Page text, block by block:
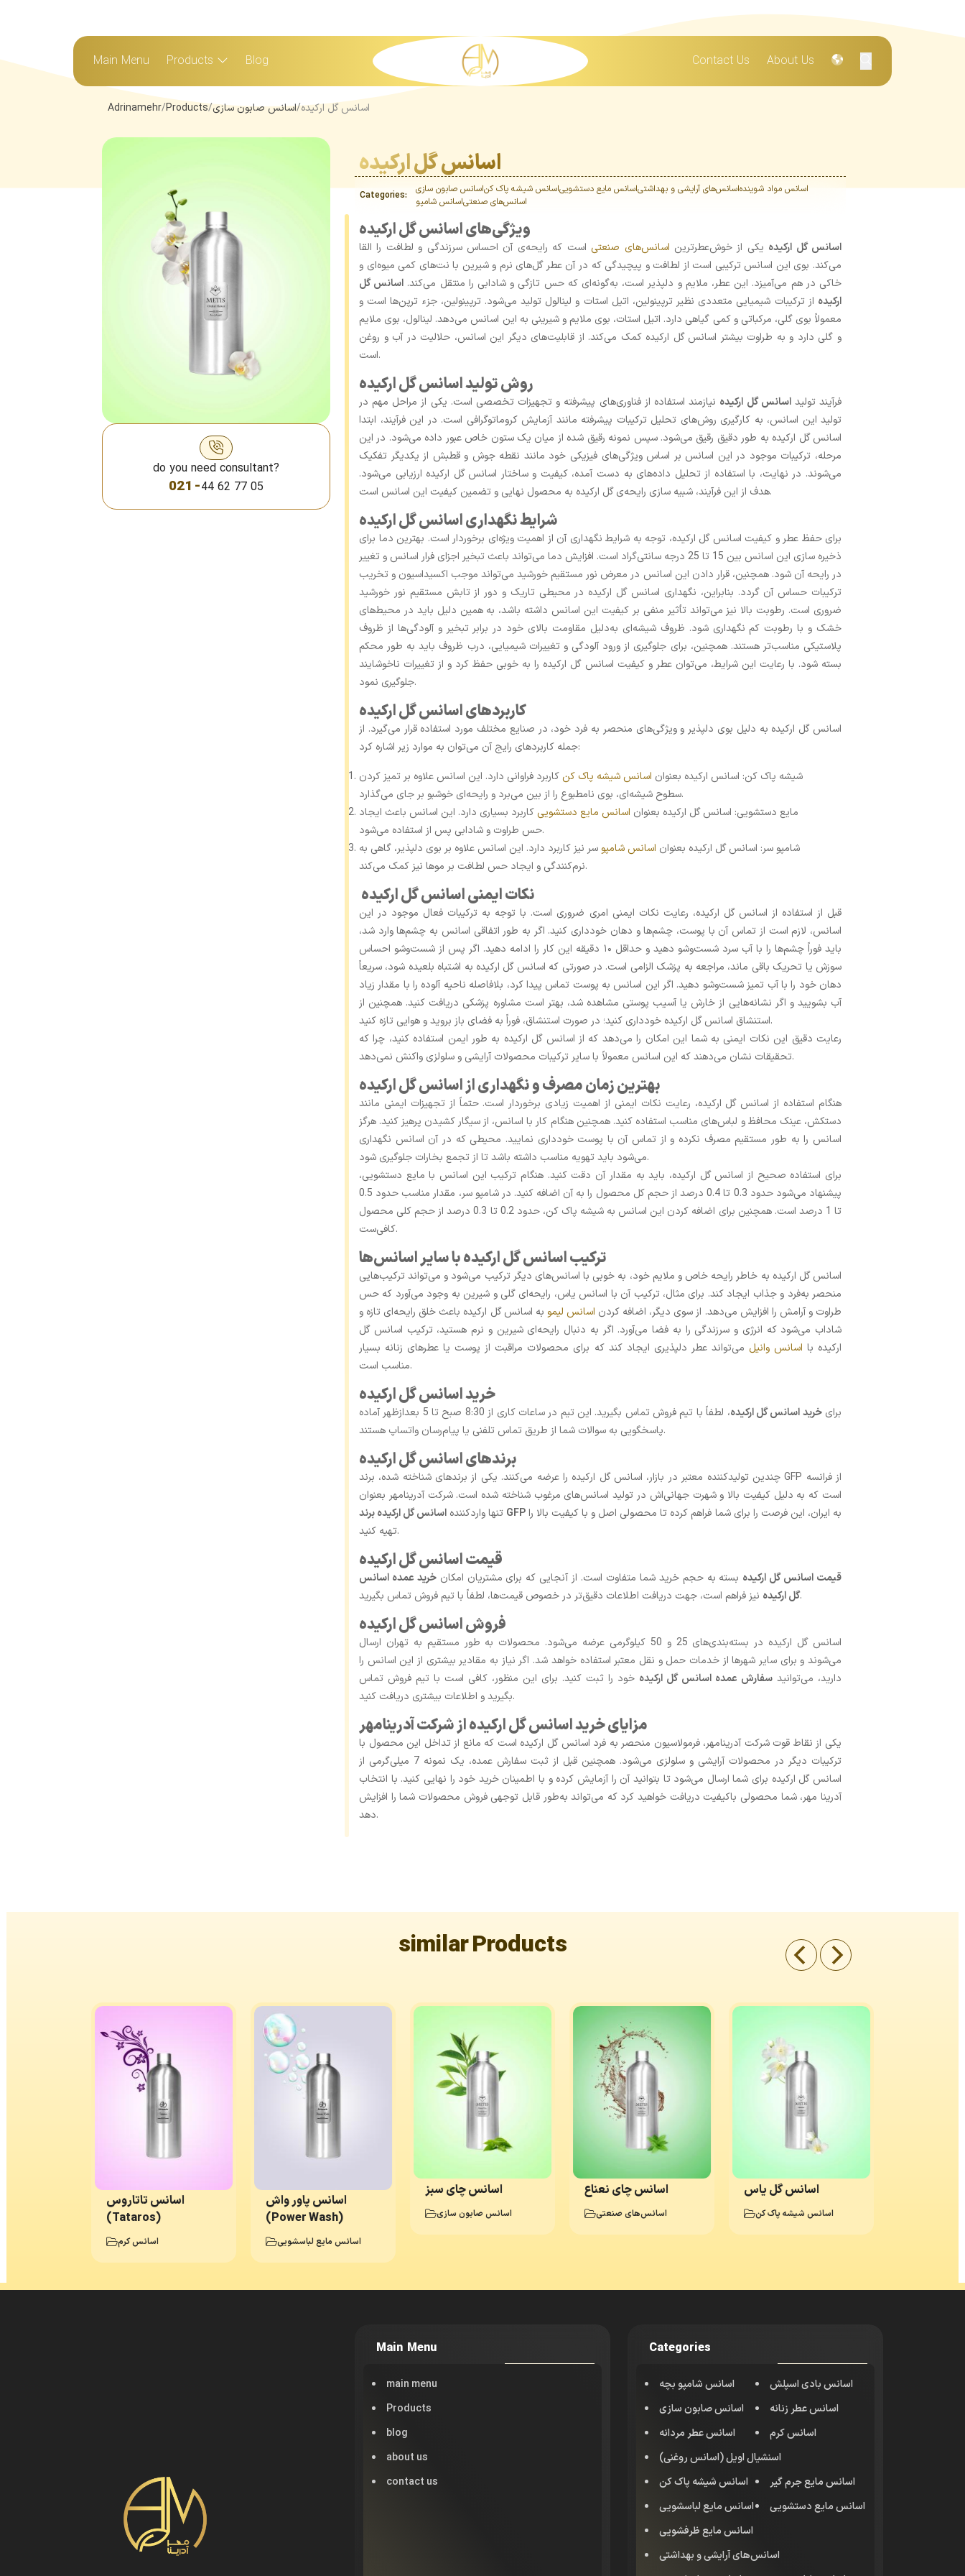
Main Menu Products Blog About Us
Contact Us
Adrinamehr Products اسانس صابون سازی اسانس گل ارکیده
do you need consultant?
021 -44 62 77 05
اسانس گل ارکیده
Categories: اسانس صابون سازیاسانس شیشه پاک کناسانس مایع دستشوییاسانس‌های آرایشی و بهداشتیاسانس مواد شوینده
اسانس شامپواسانس‌های صنعتی
ویژگی‌های اسانس گل ارکیده
اسانس گل ارکیده یکی از خوش‌عطرترین اسانس‌های صنعتی است که رایحه‌ی آن احساس سرزندگی و لطافت را القا
می‌کند. بوی این اسانس ترکیبی است از لطافت و پیچیدگی که در آن عطر گل‌های نرم و شیرین با نت‌های کمی میوه‌ای و
خاکی در هم می‌آمیزد. این عطر، ملایم و دلپذیر است، به‌گونه‌ای که حس تازگی و شادابی را منتقل می‌کند. اسانس گل
ارکیده از ترکیبات شیمیایی متعددی نظیر ترپینولین، اتیل استات و لینالول تولید می‌شود. ترپینولین، جزء ترپن‌ها است و
معمولاً بوی گلی، مرکباتی و کمی گیاهی دارد. اتیل استات، بوی ملایم و شیرینی به این اسانس می‌دهد. لینالول، بوی ملایم
و گلی دارد و به طراوت بیشتر اسانس گل ارکیده کمک می‌کند. از قابلیت‌های دیگر این اسانس، حلالیت در آب و روغن
است.
روش تولید اسانس گل ارکیده
فرآیند تولیداسانس گل ارکیده نیازمند استفاده از فناوری‌های پیشرفته و تجهیزات تخصصی است. یکی از مراحل مهم در
تولید این اسانس، به‌ کارگیری روش‌های تحلیل ترکیبات پیشرفته مانند آزمایش کروماتوگرافی است. در این فرآیند، ابتدا
اسانس گل ارکیده به ‌طور دقیق رقیق می‌شود. سپس نمونه رقیق ‌شده از میان یک ستون خاص عبور داده می‌شود. در این
مرحله، ترکیبات موجود در این اسانس بر اساس ویژگی‌های فیزیکی خود مانند نقطه جوش و قطبش از یکدیگر تفکیک
می‌شوند. در نهایت، با استفاده از تحلیل داده‌های به ‌دست ‌آمده، کیفیت و ساختار اسانس گل ارکیده ارزیابی می‌شود.
هدف از این فرآیند، شبیه سازی رایحه‌ی گل ارکیده به محصول نهایی و تضمین کیفیت این اسانس است.
شرایط نگهداری اسانس گل ارکیده
برای حفظ عطر و کیفیت اسانس گل ارکیده، توجه به شرایط نگهداری آن از اهمیت ویژه‌ای برخوردار است. بهترین دما برای
ذخیره‌ سازی این اسانس بین 15 تا 25 درجه سانتی‌گراد است. افزایش دما می‌تواند باعث تبخیر اجزای فرار اسانس و تغییر
در رایحه آن شود. همچنین، قرار دادن این اسانس در معرض نور مستقیم خورشید می‌تواند موجب اکسیداسیون و تخریب
ترکیبات حساس آن گردد. بنابراین، نگهداری اسانس گل ارکیده در محیطی تاریک و دور از تابش مستقیم نور خورشید
ضروری است. رطوبت بالا نیز می‌تواند تأثیر منفی بر کیفیت این اسانس داشته باشد، به همین دلیل باید در محیط‌های
خشک و با رطوبت کم نگهداری شود. ظروف شیشه‌ای به‌دلیل مقاومت بالای خود در برابر تبخیر و آلودگی‌ها از ظروف
پلاستیکی مناسب‌تر هستند. همچنین، برای جلوگیری از ورود آلودگی و تغییرات شیمیایی، درب ظروف باید به‌ طور محکم
بسته شود. با رعایت این شرایط، می‌توان عطر و کیفیت اسانس گل ارکیده را به‌ خوبی حفظ کرد و از تغییرات ناخوشایند
جلوگیری نمود.
کاربردهای اسانس گل ارکیده
اسانس گل ارکیده به دلیل بوی دلپذیر و ویژگی‌های منحصر به ‌فرد خود، در صنایع مختلف مورد استفاده قرار می‌گیرد. از
جمله کاربردهای رایج آن می‌توان به موارد زیر اشاره کرد:
شیشه پاک کن: اسانس ارکیده بعنوان اسانس شیشه پاک کن کاربرد فراوانی دارد. این اسانس علاوه بر تمیز کردن
سطوح شیشه‌ای، بوی نامطبوع را از بین می‌برد و رایحه‌ای خوشبو بر جای می‌گذارد.
مایع دستشویی: اسانس گل ارکیده بعنوان اسانس مایع دستشویی کاربرد بسیاری دارد. این اسانس باعث ایجاد
حس طراوت و شادابی پس از استفاده می‌شود.
شامپو سر: اسانس گل ارکیده بعنوان اسانس شامپو سر نیز کاربرد دارد. این اسانس علاوه بر بوی دلپذیر، گاهی به
نرم‌کنندگی و ایجاد حس لطافت بر موها نیز کمک می‌کند.
نکات ایمنی اسانس گل ارکیده
قبل از استفاده از اسانس گل ارکیده، رعایت نکات ایمنی امری ضروری است. با توجه به ترکیبات فعال موجود در این
اسانس، لازم است از تماس آن با پوست، چشم‌ها و دهان خودداری کنید. اگر به ‌طور اتفاقی اسانس به چشم‌ها وارد شد،
باید فوراً چشم‌ها را با آب سرد شست‌وشو دهید و حداقل ۱۰ دقیقه این کار را ادامه دهید. اگر پس از شست‌وشو احساس
سوزش یا تحریک باقی ماند، مراجعه به پزشک الزامی است. در صورتی که اسانس گل ارکیده به اشتباه بلعیده شود، سریعاً
دهان خود را با آب تمیز شست‌وشو دهید. اگر این اسانس به پوست تماس پیدا کرد، بلافاصله ناحیه آلوده را با مقدار زیاد
آب بشویید و اگر نشانه‌هایی از خارش یا آسیب پوستی مشاهده شد، بهتر است مشاوره پزشکی دریافت کنید. همچنین از
استنشاق اسانس گل ارکیده خودداری کنید؛ در صورت استنشاق، فوراً به فضای باز بروید و هوایی تازه کنید.
رعایت دقیق این نکات ایمنی به شما این امکان را می‌دهد که از اسانس گل ارکیده به ‌طور ایمن استفاده کنید، چرا که
تحقیقات نشان می‌دهند که این اسانس معمولاً با سایر ترکیبات محصولات آرایشی و سلولزی واکنش نمی‌دهد.
بهترین زمان مصرف و نگهداری از اسانس گل ارکیده
هنگام استفاده از اسانس گل ارکیده، رعایت نکات ایمنی از اهمیت زیادی برخوردار است. حتماً از تجهیزات ایمنی مانند
دستکش، عینک محافظ و لباس‌های مناسب استفاده کنید. همچنین هنگام کار با اسانس، از سیگار کشیدن پرهیز کنید. هرگز
اسانس را به‌ طور مستقیم مصرف نکرده و از تماس آن با پوست خودداری نمایید. محیطی که در آن اسانس نگهداری
می‌شود باید تهویه مناسب داشته باشد تا از تجمع بخارات جلوگیری شود.
برای استفاده صحیح از اسانس گل ارکیده، باید به مقدار آن دقت کنید. هنگام ترکیب این اسانس با مایع دستشویی،
پیشنهاد می‌شود حدود 0.3 تا 0.4 درصد از حجم کل محصول را به آن اضافه کنید. در شامپو سر، مقدار مناسب حدود 0.5
تا 1 درصد است. همچنین برای اضافه کردن این اسانس به شیشه پاک کن، حدود 0.2 تا 0.3 درصد از حجم کلی محصول
کافی‌ست.
ترکیب اسانس گل ارکیده با سایر اسانس‌ها
اسانس گل ارکیده به‌ خاطر رایحه خاص و ملایم خود، به‌ خوبی با اسانس‌های دیگر ترکیب می‌شود و می‌تواند ترکیب‌هایی
منحصر به‌فرد و جذاب ایجاد کند. برای مثال، ترکیب آن با اسانس یاس، رایحه‌ای گلی و شیرین به وجود می‌آورد که حس
طراوت و آرامش را افزایش می‌دهد. از سوی دیگر، اضافه کردن اسانس لیمو به اسانس گل ارکیده باعث خلق رایحه‌ای تازه و
شاداب می‌شود که انرژی و سرزندگی را به فضا می‌آورد. اگر به دنبال رایحه‌ای شیرین و نرم هستید، ترکیب اسانس گل
ارکیده با اسانس وانیل می‌تواند عطر دلپذیری ایجاد کند که برای محصولات مراقبت از پوست یا عطرهای زنانه بسیار
مناسب است.
خرید اسانس گل ارکیده
برایخرید اسانس گل ارکیده
، لطفاً با تیم فروش تماس بگیرید. این تیم در ساعات کاری از 8:30 صبح تا 5 بعدازظهر آماده
پاسخگویی به سوالات شما از طریق تماس تلفنی یا پیام‌رسان واتساپ هستند.
برندهای اسانس گل ارکیده
چندین تولیدکننده معتبر در بازار، اسانس گل ارکیده را عرضه می‌کنند. یکی از برندهای شناخته‌ شده، برند GFP از فرانسه
است که به دلیل کیفیت بالا و شهرت جهانی‌اش در تولید اسانس‌های مرغوب شناخته شده است. شرکت آدرینامهر بعنوان
تنها واردکننده اسانس گل ارکیده برند GFPبه ایران، این فرصت را برای شما فراهم کرده تا محصولی اصل و با کیفیت بالا را
تهیه کنید.
قیمت اسانس گل ارکیده
قیمت اسانس گل ارکیده بسته به حجم خرید شما متفاوت است. از آنجایی که برای مشتریان امکانخرید عمده اسانس
گل ارکیدهنیز فراهم است، جهت دریافت اطلاعات دقیق‌تر در خصوص قیمت‌ها، لطفاً با تیم فروش تماس بگیرید.
فروش اسانس گل ارکیده
اسانس گل ارکیده در بسته‌بندی‌های 25 و 50 کیلوگرمی عرضه می‌شود. محصولات به ‌طور مستقیم به تهران ارسال
می‌شوند و برای سایر شهرها از خدمات حمل ‌و نقل معتبر استفاده خواهد شد. اگر نیاز به مقادیر بیشتری از این اسانس را
دارید، می‌توانید سفارش عمده اسانس گل ارکیده خود را ثبت کنید. برای این منظور، کافی است با تیم فروش تماس
بگیرید و اطلاعات بیشتری دریافت کنید.
مزایای خرید اسانس گل ارکیده از شرکت آدرینامهر
یکی از نقاط قوت شرکت آدرینامهر، فرمولاسیون منحصر به ‌فرد اسانس گل ارکیده است که مانع از تداخل این محصول با
ترکیبات دیگر در محصولات آرایشی و سلولزی می‌شود. همچنین قبل از ثبت سفارش عمده، یک نمونه 7 میلی‌گرمی از
اسانس گل ارکیده برای شما ارسال می‌شود تا بتوانید آن را آزمایش کرده و با اطمینان خرید خود را نهایی کنید. با انتخاب
آدرینا مهر، شما محصولی باکیفیت دریافت خواهید کرد که می‌تواند به‌طور قابل ‌توجهی فروش محصولات شما را افزایش
دهد.
similar Products
اسانس چای سبز
اسانس صابون سازی
اسانس چای نعناع
اسانس‌های صنعتی
اسانس گل یاس
اسانس شیشه پاک کن
اسانس تاتاروس
(Tataros)
اسانس کرم
اسانس پاور واش
(Power Wash)
اسانس مایع لباسشویی
Main Menu
main menu
Products
blog
about us
contact us
Categories
اسانس شامپو بچه
اسانس بادی اسپلش
اسانس صابون سازی
اسانس عطر زنانه
اسانس عطر مردانه
اسانس کرم
اسنشیال اویل (اسانس روغنی)
اسانس شیشه پاک کن
اسانس مایع جرم گیر
اسانس مایع لباسشویی
اسانس مایع دستشویی
اسانس مایع ظرفشویی
اسانس‌های آرایشی و بهداشتی